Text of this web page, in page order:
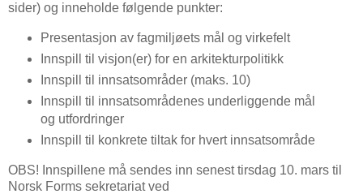
sider) og inneholde følgende punkter:
Presentasjon av fagmiljøets mål og virkefelt
Innspill til visjon(er) for en arkitekturpolitikk
Innspill til innsatsområder (maks. 10)
Innspill til innsatsområdenes underliggende mål
og utfordringer
Innspill til konkrete tiltak for hvert innsatsområde
OBS! Innspillene må sendes inn senest tirsdag 10. mars til
Norsk Forms sekretariat ved